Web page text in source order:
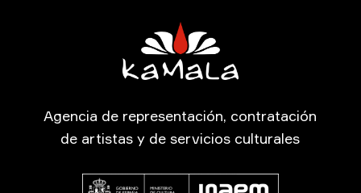
Agencia de representación, contratación
de artistas y de servicios culturales